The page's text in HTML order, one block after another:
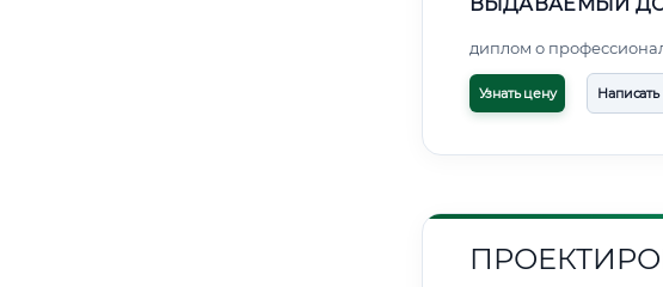
диплом о
Узнать цену Написать